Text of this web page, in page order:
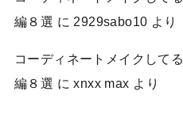
編８選 に 2929sabo10 より
コーディネートメイクして
編８選 にxnxx max より